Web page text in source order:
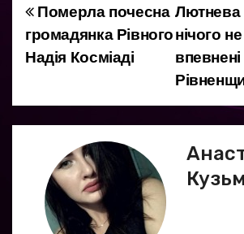
Н
а
і
Лютнева
нічого
Померла почесна
громадянка Рівного
Надія Косміаді